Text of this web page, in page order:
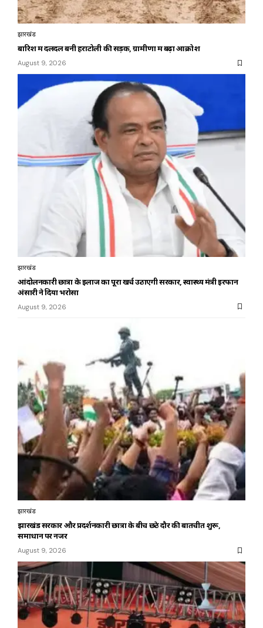
झारखंड
बारिश में दलदल बनी हराटोली की सड़क, ग्रामीणों में बढ़ा आक्रोश
August 9, 2026
झारखंड
आंदोलनकारी छात्रों के इलाज का पूरा खर्च उठाएगी सरकार, स्वास्थ्य मंत्री इरफान
अंसारी ने दिया भरोसा
August 9, 2026
झारखंड
झारखंड सरकार और प्रदर्शनकारी छात्रों के बीच छठे दौर की बातचीत शुरू,
समाधान पर नजर
August 9, 2026